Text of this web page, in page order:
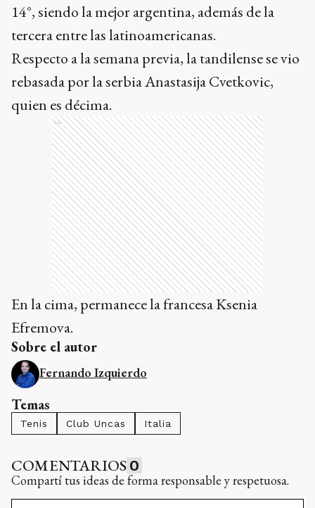
14°, siendo la mejor argentina, además de la
tercera entre las latinoamericanas.
Respecto a la semana previa, la tandilense se vio
rebasada por la serbia Anastasija Cvetkovic,
quien es décima.
Ads
En la cima, permanece la francesa Ksenia
Efremova.
Sobre el autor
Fernando Izquierdo
Temas
Tenis Club Uncas Italia
COMENTARIOS 0
Compartí tus ideas de forma responsable y respetuosa.